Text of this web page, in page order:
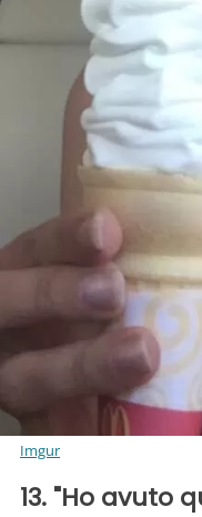
Imgur
13. "Ho avuto